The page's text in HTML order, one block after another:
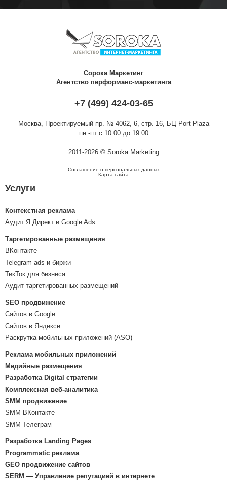
Сорока Маркетинг
Агентство перформанс-маркетинга
+7 (499) 424-03-65
Москва, Проектируемый пр. № 4062, 6, стр. 16, БЦ Port Plaza
пн -пт с 10:00 до 19:00
2011-2026 © Soroka Marketing
Соглашение о персональных данных
Карта сайта
Услуги
Контекстная реклама
Аудит Я.Директ и Google Ads
Таргетированные размещения
ВКонтакте
Telegram ads и биржи
ТикТок для бизнеса
Аудит таргетированных размещений
SEO продвижение
Сайтов в Google
Сайтов в Яндексе
Раскрутка мобильных приложений (ASO)
Реклама мобильных приложений
Медийные размещения
Разработка Digital стратегии
Комплексная веб-аналитика
SMM продвижение
SMM ВКонтакте
SMM Телеграм
Разработка Landing Pages
Programmatic реклама
GEO продвижение сайтов
SERM — Управление репутацией в интернете